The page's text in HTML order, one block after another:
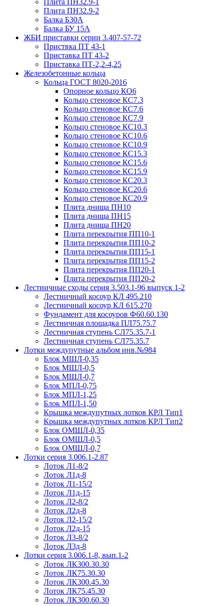
Плита ПН32.9-1
Плита ПН32.9-2
Балка Б30А
Балка БУ 15А
ЖБИ приставки серии 3.407-57-72
Приствка ПТ 43-1
Приставка ПТ 43-2
Приставка ПТ-2,2-4,25
Железобетонные кольца
Кольца ГОСТ 8020-2016
Опорное кольцо КО6
Кольцо стеновое КС7.3
Кольцо стеновое КС7.6
Кольцо стеновое КС7.9
Кольцо стеновое КС10.3
Кольцо стеновое КС10.6
Кольцо стеновое КС10.9
Кольцо стеновое КС15.3
Кольцо стеновое КС15.6
Кольцо стеновое КС15.9
Кольцо стеновое КС20.3
Кольцо стеновое КС20.6
Кольцо стеновое КС20.9
Плита днища ПН10
Плита днища ПН15
Плита днища ПН20
Плита перекрытия ПП10-1
Плита перекрытия ПП10-2
Плита перекрытия ПП15-1
Плита перекрытия ПП15-2
Плита перекрытия ПП20-1
Плита перекрытия ПП20-2
Лестничные сходы серия 3.503.1-96 выпуск 1-2
Лестничный косоур КЛ 495.210
Лестничный косоур КЛ 615.270
Фундамент для косоуров Ф60.60.130
Лестничная площадка ПЛ75.75.7
Лестничная ступень СЛ75.35.7-1
Лестничная ступень СЛ75.35.7
Лотки междупутные альбом инв.№984
Блок МШЛ-0,35
Блок МШЛ-0,5
Блок МШЛ-0,7
Блок МПЛ-0,75
Блок МПЛ-1,25
Блок МПЛ-1,50
Крышка междупутных лотков КРЛ Тип1
Крышка междупутных лотков КРЛ Тип2
Блок ОМШЛ-0,35
Блок ОМШЛ-0,5
Блок ОМШЛ-0,7
Лотки серия 3.006.1-2.87
Лоток Л1-8/2
Лоток Л1д-8
Лоток Л1-15/2
Лоток Л1д-15
Лоток Л2-8/2
Лоток Л2д-8
Лоток Л2-15/2
Лоток Л2д-15
Лоток Л3-8/2
Лоток Л3д-8
Лотки серия 3.006.1-8, вып.1-2
Лоток ЛК300.30.30
Лоток ЛК75.30.30
Лоток ЛК300.45.30
Лоток ЛК75.45.30
Лоток ЛК300.60.30